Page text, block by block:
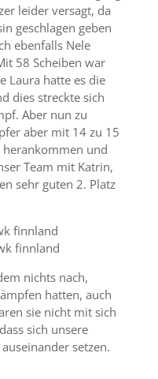
leider versagt, da
geschlagen geben
ebenfalls Nele
58 Scheiben war
Laura hatte es die
dies streckte sich
Aber nun zu
aber mit 14 zu 15
und
Team mit Katrin,
sehr guten 2. Platz
nichts nach,
hatten, auch
sie nicht mit sich
sich unsere
setzen.